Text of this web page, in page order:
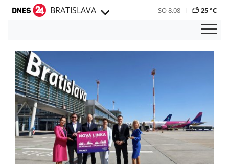
BRATISLAVA SO 8.08 25 °C